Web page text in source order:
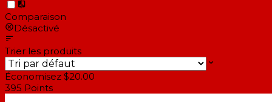
Comparaison
Désactivé
Trier les produits
Économisez $20.00
395 Points